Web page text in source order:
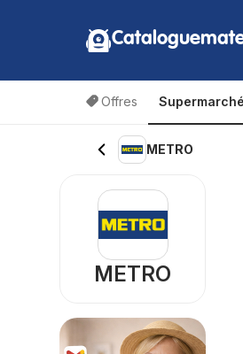
Offres
METRO
METRO